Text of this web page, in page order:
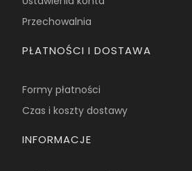
Przechowalnia
PŁATNOŚCI I DOSTAWA
Formy płatności
Czas i koszty dostawy
INFORMACJE